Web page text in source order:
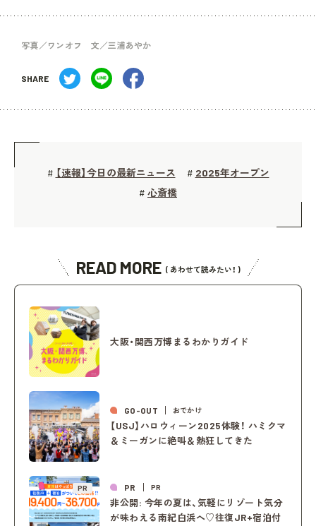
写真／ワンオフ 文／三浦あやか
SHARE
# 【速報】今日の最新ニュース # 2025年オープン
# 心斎橋
READ MORE ( あわせて読みたい！ )
大阪・関西万博まるわかりガイド
GO-OUT おでかけ
【USJ】ハロウィーン2025体験！ ハミクマ
＆ミーガンに絶叫＆熱狂してきた
PR PR PR
非公開: 今年の夏は、気軽にリゾート気分
が味わえる南紀白浜へ♡往復JR+宿泊付